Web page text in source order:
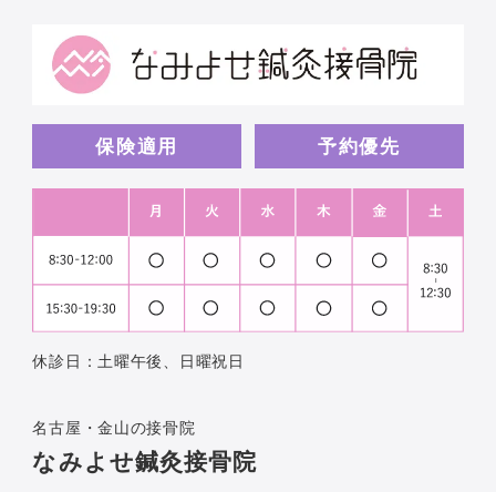
保険適用 予約優先
休診日：土曜午後、日曜祝日
名古屋・金山の接骨院
なみよせ鍼灸接骨院